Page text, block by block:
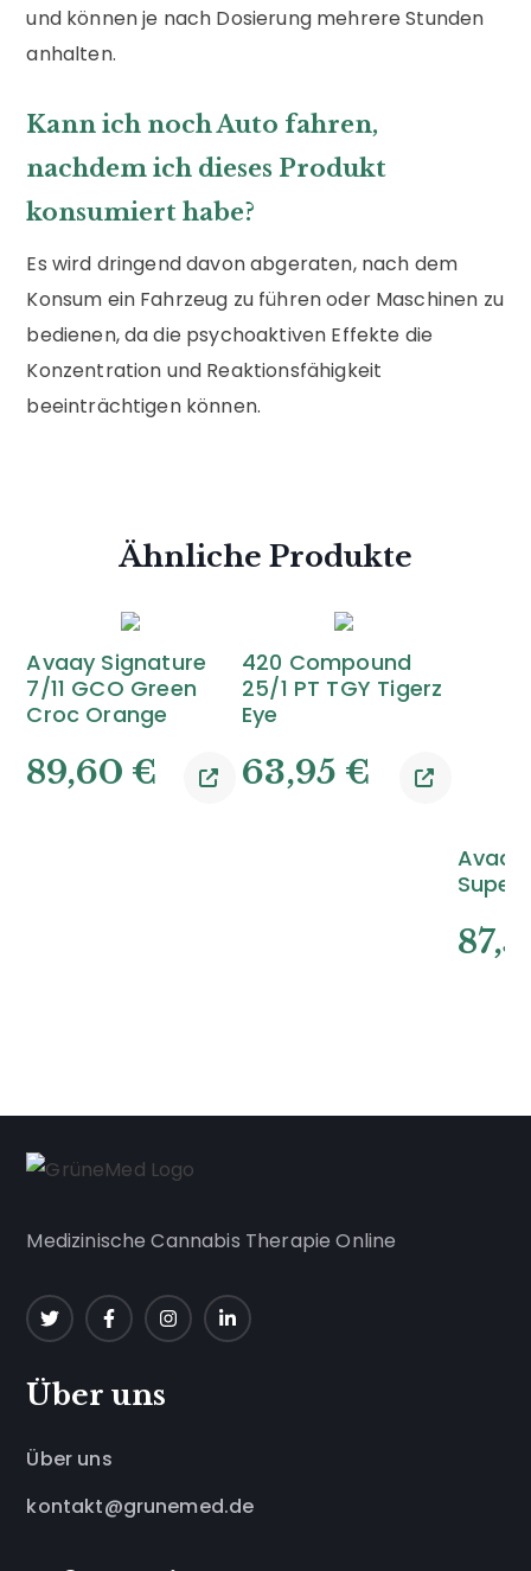
und können je nach Dosierung mehrere Stunden
anhalten.
Kann ich noch Auto fahren,
nachdem ich dieses Produkt
konsumiert habe?
Es wird dringend davon abgeraten, nach dem
Konsum ein Fahrzeug zu führen oder Maschinen zu
bedienen, da die psychoaktiven Effekte die
Konzentration und Reaktionsfähigkeit
beeinträchtigen können.
Ähnliche Produkte
Avaay Signature
7/11 GCO Green
Croc Orange
89,60 €
420 Compound
25/1 PT TGY Tigerz
Eye
63,95 €
Avaay
Super
Medizinische Cannabis Therapie Online
Über uns
Über uns
kontakt@grunemed.de